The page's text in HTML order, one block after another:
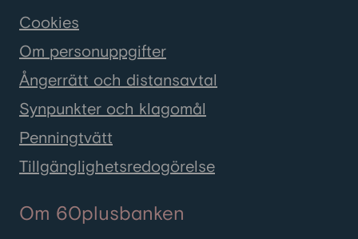
Cookies
Om personuppgifter
Ångerrätt och distansavtal
Synpunkter och klagomål
Penningtvätt
Tillgänglighetsredogörelse
Om 60plusbanken